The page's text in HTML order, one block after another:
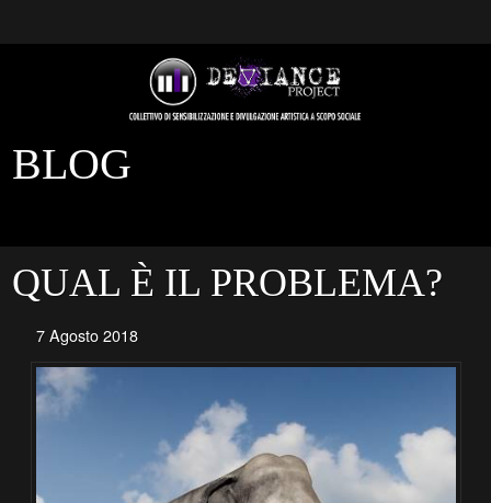
BLOG
QUAL È IL PROBLEMA?
7 Agosto 2018